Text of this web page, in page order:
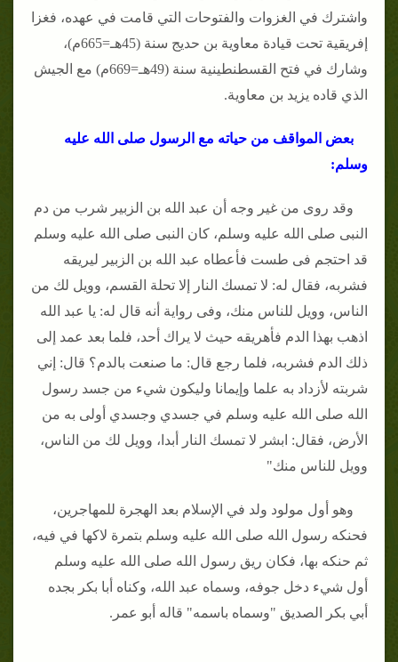
واشترك في الغزوات والفتوحات التي قامت في عهده، فغزا
إفريقية تحت قيادة معاوية بن حديج سنة (45هـ=665م)،
وشارك في فتح القسطنطينية سنة (49هـ=669م) مع الجيش
الذي قاده يزيد بن معاوية.
بعض المواقف من حياته مع الرسول صلى الله عليه
وسلم:
وقد روى من غير وجه أن عبد الله بن الزبير شرب من دم
النبى صلى الله عليه وسلم، كان النبى صلى الله عليه وسلم
قد احتجم فى طست فأعطاه عبد الله بن الزبير ليريقه
فشربه، فقال له: لا تمسك النار إلا تحلة القسم، وويل لك من
الناس، وويل للناس منك، وفى رواية أنه قال له: يا عبد الله
اذهب بهذا الدم فأهريقه حيث لا يراك أحد، فلما بعد عمد إلى
ذلك الدم فشربه، فلما رجع قال: ما صنعت بالدم؟ قال: إني
شربته لأزداد به علما وإيمانا وليكون شيء من جسد رسول
الله صلى الله عليه وسلم في جسدي وجسدي أولى به من
الأرض، فقال: ابشر لا تمسك النار أبدا، وويل لك من الناس،
وويل للناس منك"
وهو أول مولود ولد في الإسلام بعد الهجرة للمهاجرين،
فحنكه رسول الله صلى الله عليه وسلم بتمرة لاكها في فيه،
ثم حنكه بها، فكان ريق رسول الله صلى الله عليه وسلم
أول شيء دخل جوفه، وسماه عبد الله، وكناه أبا بكر بجده
أبي بكر الصديق "وسماه باسمه" قاله أبو عمر.